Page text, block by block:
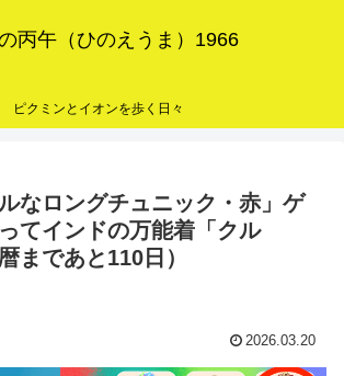
丙午（ひのえうま）1966
ピクミンとイオンを歩く日々
ルなロングチュニック・赤」ゲ
てインドの万能着「クル
まであと110日）
2026.03.20